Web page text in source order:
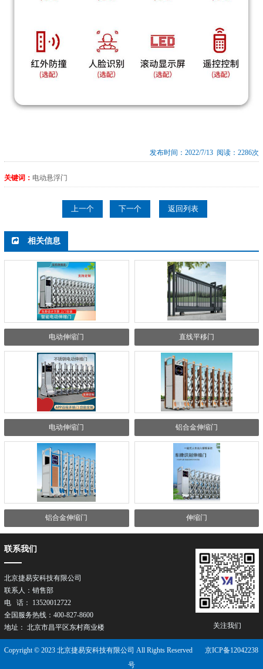
发布时间：2022/7/13 阅读：2286次
关键词： 电动悬浮门
上一个 下一个 返回列表
相关信息
电动伸缩门 直线平移门
电动伸缩门 铝合金伸缩门
铝合金伸缩门 伸缩门
关注我们
联系我们
北京捷易安科技有限公司
联系人：销售部
电 话： 13520012722
全国服务热线：400-827-8600
地址： 北京市昌平区东村商业楼
Copyright © 2023 北京捷易安科技有限公司 All Rights Reserved京ICP备12042238
号